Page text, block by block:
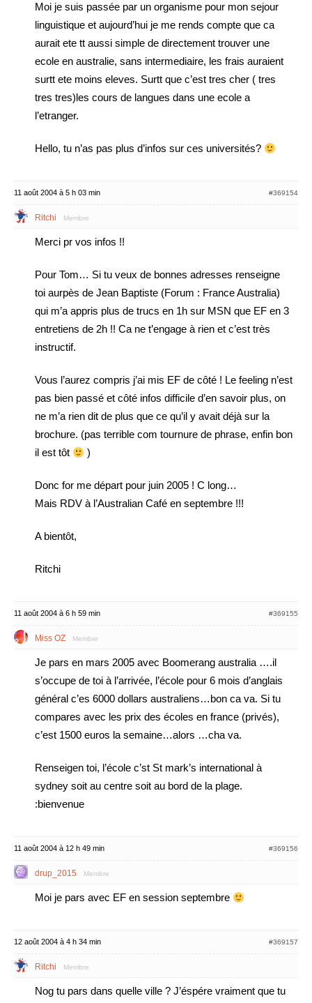
Moi je suis passée par un organisme pour mon sejour
linguistique et aujourd’hui je me rends compte que ca
aurait ete tt aussi simple de directement trouver une
ecole en australie, sans intermediaire, les frais auraient
surtt ete moins eleves. Surtt que c’est tres cher ( tres
tres tres)les cours de langues dans une ecole a
l’etranger.
Hello, tu n’as pas plus d’infos sur ces universités?
11 août 2004 à 5 h 03 min #369154
Ritchi Membre
Merci pr vos infos !!
Pour Tom… Si tu veux de bonnes adresses renseigne
toi aurpès de Jean Baptiste (Forum : France Australia)
qui m’a appris plus de trucs en 1h sur MSN que EF en 3
entretiens de 2h !! Ca ne t’engage à rien et c’est très
instructif.
Vous l’aurez compris j’ai mis EF de côté ! Le feeling n’est
pas bien passé et côté infos difficile d’en savoir plus, on
ne m’a rien dit de plus que ce qu’il y avait déjà sur la
brochure. (pas terrible com tournure de phrase, enfin bon
il est tôt
)
Donc for me départ pour juin 2005 ! C long…
Mais RDV à l’Australian Café en septembre !!!
A bientôt,
Ritchi
11 août 2004 à 6 h 59 min #369155
Miss OZ Membre
Je pars en mars 2005 avec Boomerang australia ….il
s’occupe de toi à l’arrivée, l’école pour 6 mois d’anglais
général c’es 6000 dollars australiens…bon ca va. Si tu
compares avec les prix des écoles en france (privés),
c’est 1500 euros la semaine…alors …cha va.
Renseigen toi, l’école c’st St mark’s international à
sydney soit au centre soit au bord de la plage.
:bienvenue
11 août 2004 à 12 h 49 min #369156
drup_2015 Membre
Moi je pars avec EF en session septembre
12 août 2004 à 4 h 34 min #369157
Ritchi Membre
Nog tu pars dans quelle ville ? J’éspére vraiment que tu